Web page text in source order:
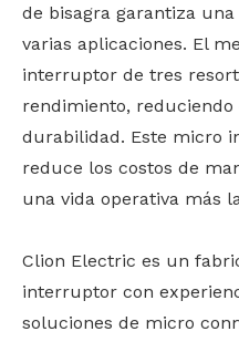
de bisagra garantiza
varias aplicaciones. El
interruptor de tres
rendimiento, reduciendo
durabilidad. Este micro
reduce los costos de
una vida operativa más
Clion Electric es un
interruptor con
soluciones de micro